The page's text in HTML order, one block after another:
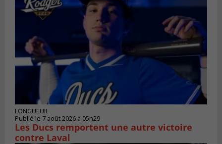
LONGUEUIL
Publié le 7 août 2026 à 05h29
Les Ducs remportent une autre victoire
contre Laval